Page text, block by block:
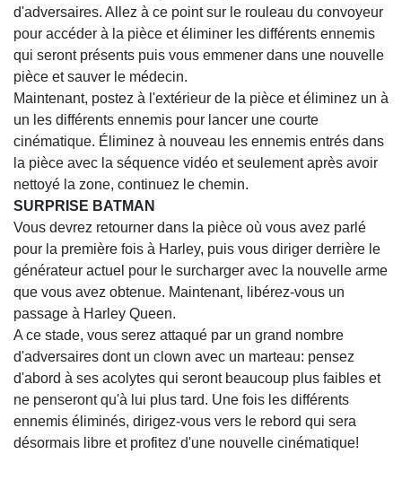
d'adversaires. Allez à ce point sur le rouleau du convoyeur
pour accéder à la pièce et éliminer les différents ennemis
qui seront présents puis vous emmener dans une nouvelle
pièce et sauver le médecin.
Maintenant, postez à l'extérieur de la pièce et éliminez un à
un les différents ennemis pour lancer une courte
cinématique. Éliminez à nouveau les ennemis entrés dans
la pièce avec la séquence vidéo et seulement après avoir
nettoyé la zone, continuez le chemin.
SURPRISE BATMAN
Vous devrez retourner dans la pièce où vous avez parlé
pour la première fois à Harley, puis vous diriger derrière le
générateur actuel pour le surcharger avec la nouvelle arme
que vous avez obtenue. Maintenant, libérez-vous un
passage à Harley Queen.
A ce stade, vous serez attaqué par un grand nombre
d'adversaires dont un clown avec un marteau: pensez
d'abord à ses acolytes qui seront beaucoup plus faibles et
ne penseront qu'à lui plus tard. Une fois les différents
ennemis éliminés, dirigez-vous vers le rebord qui sera
désormais libre et profitez d'une nouvelle cinématique!